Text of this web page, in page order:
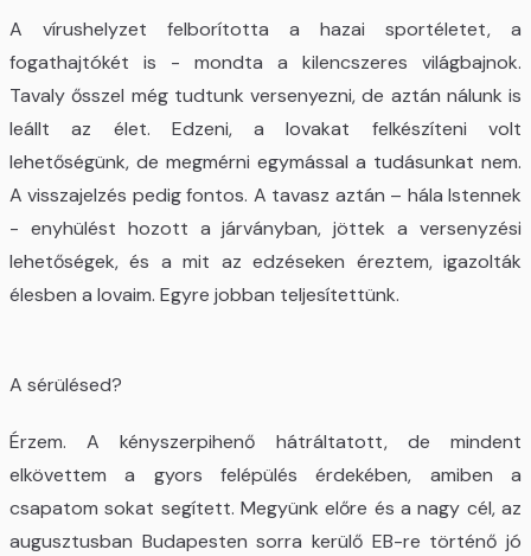
A vírushelyzet felborította a hazai sportéletet, a
fogathajtókét is - mondta a kilencszeres világbajnok.
Tavaly ősszel még tudtunk versenyezni, de aztán nálunk is
leállt az élet. Edzeni, a lovakat felkészíteni volt
lehetőségünk, de megmérni egymással a tudásunkat nem.
A visszajelzés pedig fontos. A tavasz aztán – hála Istennek
- enyhülést hozott a járványban, jöttek a versenyzési
lehetőségek, és a mit az edzéseken éreztem, igazolták
élesben a lovaim. Egyre jobban teljesítettünk.
A sérülésed?
Érzem. A kényszerpihenő hátráltatott, de mindent
elkövettem a gyors felépülés érdekében, amiben a
csapatom sokat segített. Megyünk előre és a nagy cél, az
augusztusban Budapesten sorra kerülő EB-re történő jó